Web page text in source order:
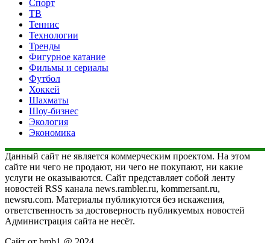
Спорт
ТВ
Теннис
Технологии
Тренды
Фигурное катание
Фильмы и сериалы
Футбол
Хоккей
Шахматы
Шоу-бизнес
Экология
Экономика
Данный сайт не является коммерческим проектом. На этом
сайте ни чего не продают, ни чего не покупают, ни какие
услуги не оказываются. Сайт представляет собой ленту
новостей RSS канала news.rambler.ru, kommersant.ru,
newsru.com. Материалы публикуются без искажения,
ответственность за достоверность публикуемых новостей
Администрация сайта не несёт.